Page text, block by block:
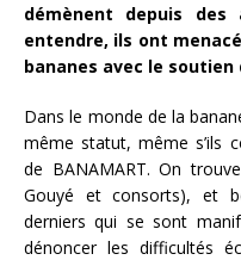
démènent depuis
entendre, ils ont
bananes avec le soutien
Dans le monde de la
même statut, même s’ils
de BANAMART. On
Gouyé et consorts), et
derniers qui se sont
dénoncer les difficultés